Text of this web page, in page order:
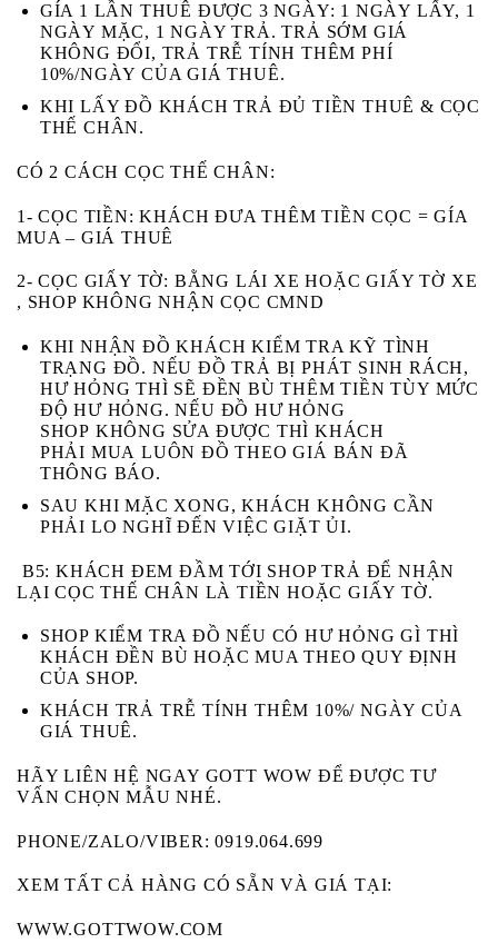
GÍA 1 LẦN THUÊ ĐƯỢC 3 NGÀY: 1 NGÀY LẤY, 1
NGÀY MẶC, 1 NGÀY TRẢ. TRẢ SỚM GIÁ
KHÔNG ĐỔI, TRẢ TRỄ TÍNH THÊM PHÍ
10%/NGÀY CỦA GIÁ THUÊ.
KHI LẤY ĐỒ KHÁCHTRẢ ĐỦ TIỀN THUÊ & CỌC
THẾ CHÂN.
CÓ 2 CÁCH CỌC THẾ CHÂN:
1- CỌC TIỀN: KHÁCH ĐƯA THÊM TIỀN CỌC = GÍA
MUA – GIÁ THUÊ
2- CỌC GIẤY TỜ: BẰNG LÁI XE HOẶC GIẤY TỜ XE
, SHOP KHÔNG NHẬN CỌC CMND
KHI NHẬN ĐỒ KHÁCHKIỂM TRA KỸ TÌNH
TRẠNG ĐỒ. NẾU ĐỒ TRẢ BỊ PHÁT SINH RÁCH,
HƯ HỎNG THÌ SẼ ĐỀN BÙ THÊM TIỀN TÙY MỨC
ĐỘ HƯ HỎNG. NẾU ĐỒ HƯ HỎNG
SHOP KHÔNG SỬA ĐƯỢC THÌ KHÁCH
PHẢI MUA LUÔN ĐỒ THEO GIÁ BÁN ĐÃ
THÔNG BÁO.
SAU KHI MẶC XONG, KHÁCH KHÔNG CẦN
PHẢI LO NGHĨ ĐẾN VIỆC GIẶT ỦI.
B5: KHÁCH ĐEM ĐẦM TỚI SHOP TRẢ ĐỂ NHẬN
LẠI CỌC THẾ CHÂN LÀ TIỀN HOẶC GIẤY TỜ.
SHOP KIỂM TRA ĐỒ NẾU CÓ HƯ HỎNG GÌ THÌ
KHÁCH ĐỀN BÙ HOẶC MUA THEO QUY ĐỊNH
CỦA SHOP.
KHÁCH TRẢ TRỄ TÍNH THÊM 10%/ NGÀY CỦA
GIÁ THUÊ.
HÃY LIÊN HỆ NGAY GOTT WOW ĐỂ ĐƯỢC TƯ
VẤN CHỌN MẪU NHÉ.
PHONE/ZALO/VIBER: 0919.064.699
XEM TẤT CẢ HÀNG CÓ SẴN VÀ GIÁ TẠI:
WWW.GOTTWOW.COM